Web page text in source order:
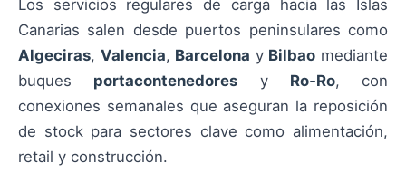
Los servicios regulares de carga hacia las Islas
Canarias salen desde puertos peninsulares como
Algeciras, Valencia, Barcelona y Bilbao mediante
buques portacontenedores y Ro‑Ro, con
conexiones semanales que aseguran la reposición
de stock para sectores clave como alimentación,
retail y construcción.